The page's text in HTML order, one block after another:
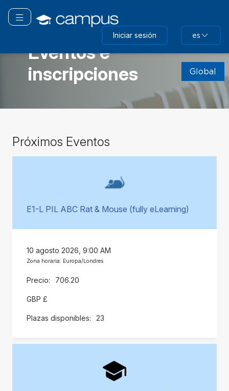
contenido
Navegación Toggle
Iniciar sesión es
(nuevo
bloque
Global
Eventos e
inscripciones
Próximos
Próximos Eventos
E1-L PIL ABC Rat & Mouse (fully eLearning)
10 agosto 2026, 9:00 AM
Zona horaria: Europa/Londres
706.20
GBP £
23